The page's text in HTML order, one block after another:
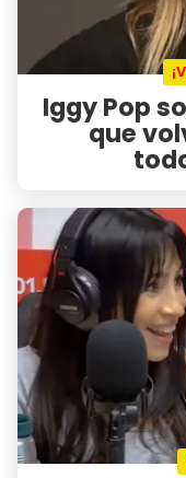
Iggy Pop
que